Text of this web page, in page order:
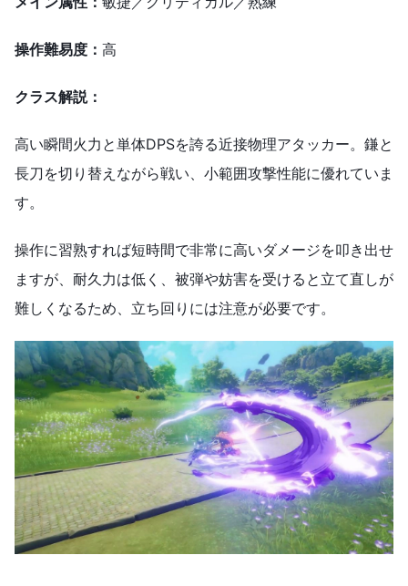
操作難易度： 高
クラス解説：
高い瞬間火力と単体DPSを誇る近接物理アタッカー。鎌と
長刀を切り替えながら戦い、小範囲攻撃性能に優れていま
す。
操作に習熟すれば短時間で非常に高いダメージを叩き出せ
ますが、耐久力は低く、被弾や妨害を受けると立て直しが
難しくなるため、立ち回りには注意が必要です。